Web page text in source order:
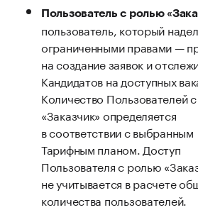
Пользователь с ролью
пользователь, который
ограниченными правами —
на создание заявок и
Кандидатов на доступных
Количество Пользователей
«Заказчик» определяется
в соответствии с выбранным
Тарифным планом. Доступ
Пользователя с ролью
не учитывается в расчете
количества пользователей.